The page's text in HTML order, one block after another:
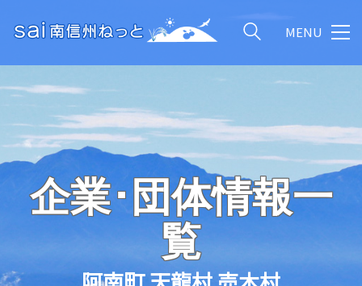
MENU
企業･団体情報一
覧